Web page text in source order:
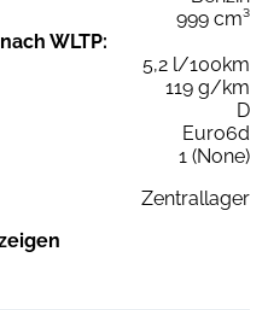
999 cm³
WLTP:
5,2 l/100km
119 g/km
D
Euro6d
1 (None)
Zentrallager